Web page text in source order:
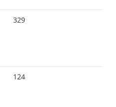
329
124